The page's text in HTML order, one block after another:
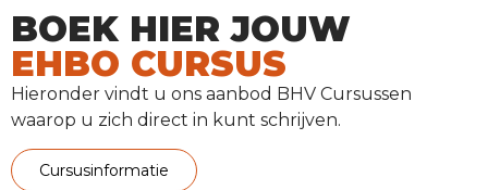
BOEK HIER JOUW
EHBO CURSUS
Hieronder vindt u ons aanbod BHV Cursussen
waarop u zich direct in kunt schrijven.
cursusinformatie